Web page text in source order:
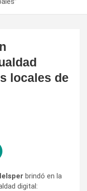
locales de
brindó en la
digital: